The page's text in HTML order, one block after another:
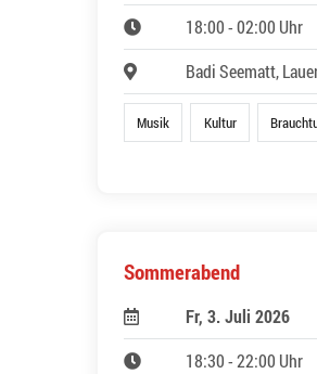
18:00 - 02:00 Uhr
Badi Seematt,
Musik Kultur
Sommerabend
Fr, 3. Juli 2026
18:30 - 22:00 Uhr